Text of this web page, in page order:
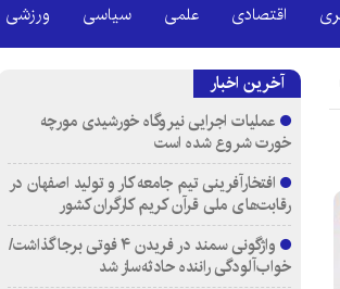
اقتصادی علمی سیاسی ورزشی
آخرین اخبار
عملیات اجرایی نیروگاه خورشیدی مورچه
خورت شروع شده است
افتخارآفرینی تیم جامعه کار و تولید اصفهان در
رقابت‌های ملی قرآن کریم کارگران کشور
واژگونی سمند در فریدن ۴ فوتی برجا گذاشت/
خواب‌آلودگی راننده حادثه‌ساز شد